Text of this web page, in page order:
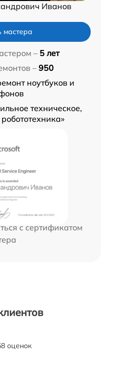
Иванов
мастера
– 5 лет
– 950
ноутбуков и
техническое,
с сертификатом
оценок